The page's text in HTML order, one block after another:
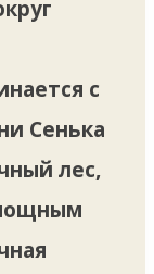
с
Сенька
лес,